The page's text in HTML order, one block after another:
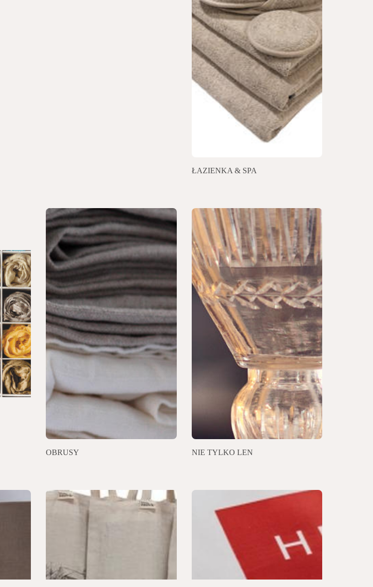
ŁAZIENKA & SPA
OBRUSY NIE TYLKO LEN